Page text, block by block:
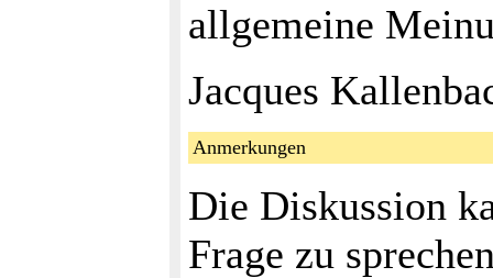
allgemeine
Jacques
Anmerkungen
Die Diskussion
Frage zu